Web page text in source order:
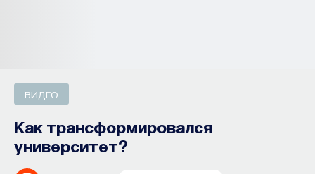
ВИДЕО
Как трансформировался
университет?